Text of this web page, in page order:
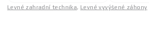
Levné zahradní technika, Levné vyvýšené záhony